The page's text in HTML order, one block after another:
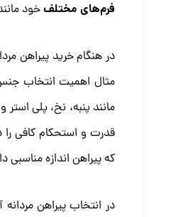
فرم‌های مختلفخود
در هنگام خرید پیراهن
مثال اهمیت انتخاب
مانند پنبه، نخ، پلی
قدرت و استحکام کافی را
که پیراهن اندازه
در انتخاب پیراهن